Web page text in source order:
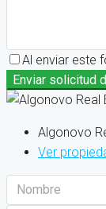
Al enviar este
Enviar solicitud
Algonovo
Ver